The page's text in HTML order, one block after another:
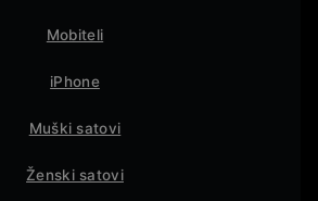
Mobiteli
iPhone
Muški satovi
Ženski satovi